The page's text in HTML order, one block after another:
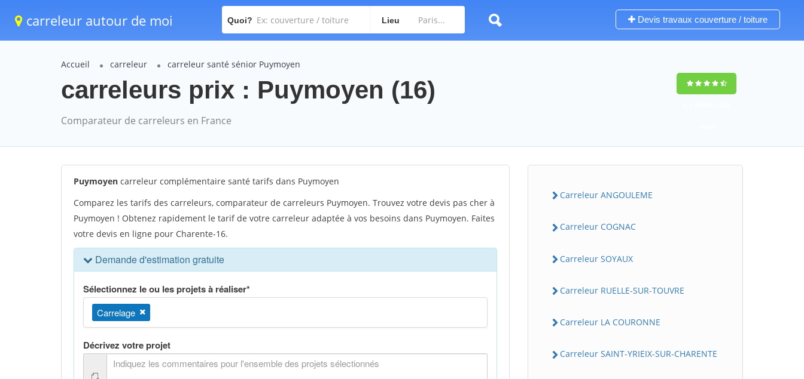
carreleur autour de moi Quoi? Lieu Devis travaux couverture / toiture
Accueil carreleur carreleur santé sénior Puymoyen
carreleurs prix : Puymoyen (16)
Comparateur de carreleurs en France
Puymoyen carreleur complémentaire santé tarifs dans Puymoyen
Comparez les tarifs des carreleurs, comparateur de carreleurs Puymoyen. Trouvez votre devis pas cher à
Puymoyen ! Obtenez rapidement le tarif de votre carreleur adaptée à vos besoins dans Puymoyen. Faites
votre devis en ligne pour Charente-16.
Carreleur ANGOULEME
Carreleur COGNAC
Carreleur SOYAUX
Carreleur RUELLE-SUR-TOUVRE
Carreleur LA COURONNE
Carreleur SAINT-YRIEIX-SUR-CHARENTE